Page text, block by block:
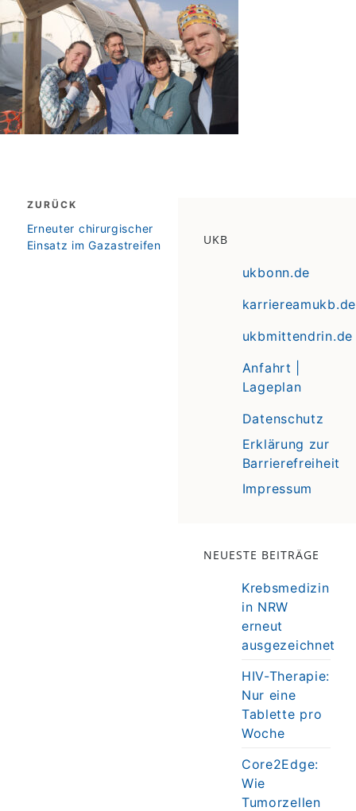
Beitragsnavigation
ZURÜCK
zurück
Erneuter chirurgischer
Einsatz im Gazastreifen
UKB
ukbonn.de
karriereamukb.de
ukbmittendrin.de
Anfahrt |
Lageplan
Datenschutz
Erklärung zur
Barrierefreiheit
Impressum
NEUESTE BEITRÄGE
Krebsmedizin
in NRW
erneut
ausgezeichnet
HIV-Therapie:
Nur eine
Tablette pro
Woche
Core2Edge:
Wie
Tumorzellen